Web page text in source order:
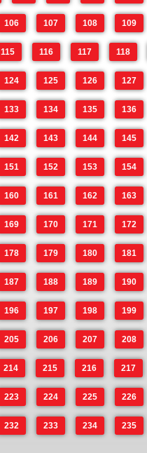
106 107 108 109
115 116 117 118
124 125 126 127
133 134 135 136
142 143 144 145
151 152 153 154
160 161 162 163
169 170 171 172
178 179 180 181
187 188 189 190
196 197 198 199
205 206 207 208
214 215 216 217
223 224 225 226
232 233 234 235